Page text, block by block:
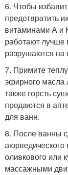
6. Чтобы
предотвратить
витаминами А и
работают лучше
разрушаются на
7. Примите
эфирного масла
также горсть
продаются в
для ванн.
8. После ванны
оливкового или
массажными